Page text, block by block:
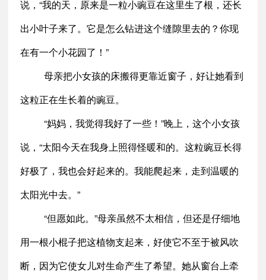
说，“我的天，原来是一粒小豌豆在这里生了根，还长
出小叶子来了。它是怎么钻进这个缝隙里去的？你现
在有一个小花园了！”
母亲把小女孩的床搬得更靠近窗子，好让她看到
这粒正在生长着的豌豆。
“妈妈，我觉得我好了一些！”晚上，这个小女孩
说，“太阳今天在我身上照得怪暖和的。这粒豌豆长得
好极了，我也会好起来的。我能爬起来，走到温暖的
太阳光中去。”
“但愿如此。”母亲虽然不太相信，但还是仔细地
用一根小棍子把这植物支起来，好使它不至于被风吹
断，因为它使女儿对生命产生了希望。她从窗台上牵